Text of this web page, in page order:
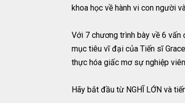
khoa học về hành vi con người
Với 7 chương trình bày về 6 vấn
mục tiêu vĩ đại của Tiến sĩ
thực hóa giấc mơ sự nghiệp
Hãy bắt đầu từ NGHĨ LỚN và